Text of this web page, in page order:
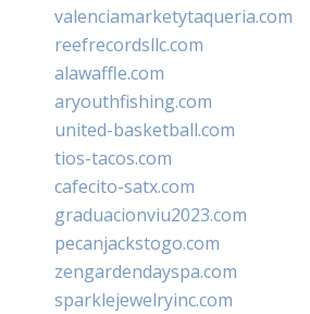
valenciamarketytaqueria.com
reefrecordsllc.com
alawaffle.com
aryouthfishing.com
united-basketball.com
tios-tacos.com
cafecito-satx.com
graduacionviu2023.com
pecanjackstogo.com
zengardendayspa.com
sparklejewelryinc.com